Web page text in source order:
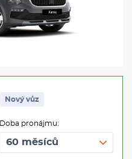
Nový vůz
Doba pronájmu: